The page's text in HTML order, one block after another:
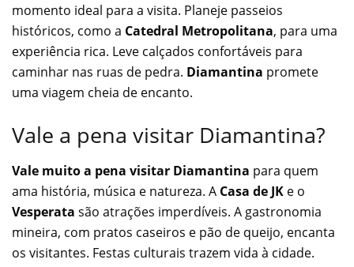
momento ideal para a visita. Planeje passeios
históricos, como a Catedral Metropolitana, para uma
experiência rica. Leve calçados confortáveis para
caminhar nas ruas de pedra. Diamantina promete
uma viagem cheia de encanto.
Vale a pena visitar Diamantina?
Vale muito a pena visitar Diamantina para quem
ama história, música e natureza. A Casa de JK e o
Vesperata são atrações imperdíveis. A gastronomia
mineira, com pratos caseiros e pão de queijo, encanta
os visitantes. Festas culturais trazem vida à cidade.